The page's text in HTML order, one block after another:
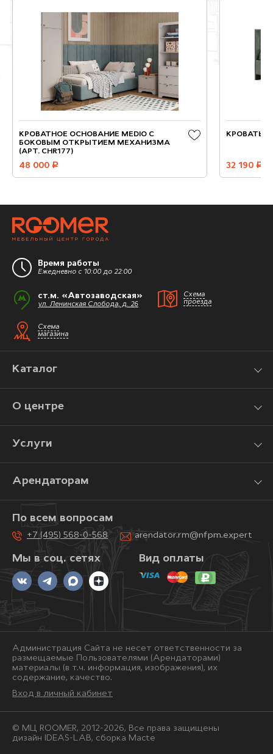
КРОВАТНОЕ ОСНОВАНИЕ MEDIO С
БОКОВЫМ ОТКРЫТИЕМ МЕХАНИЗМА
(АРТ. СHR177)
48 000 руб.
КРОВАТЬ
32 190 руб.
Время работы
Ежедневно с 10:00 до 22:00
ст.м. «Автозаводская»
ул. Ленинская Слобода, д. 26
Схема
проезда
Схема
магазина
Каталог
О центре
Услуги
Арендаторам
Мы в соц. сетях
По всем вопросам
+7 (495) 568-0-568 arendator.rm@nfpm.expert
Вид оплаты
Администрация Сайта не несет ответственности за
размещаемые Пользователями (Арендаторами)
материалы (в т.ч. информация, изображения), их
содержание, качество.
Вход в личный кабинет
© МЦ ROOMER, 2012-2026, Bce права защищены
дизайн IDEAS-LAB, сборка Macte